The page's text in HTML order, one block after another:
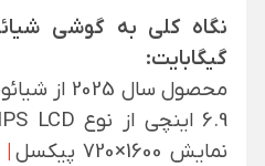
گیگابایت:
محصول سال 2025 از شیائومی
6.9 اینچی از نوع IPS LCD
نمایش 1600×720 پیکسل
|